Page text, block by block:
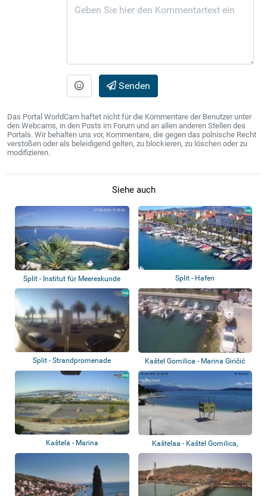
Senden
Das Portal WorldCam haftet nicht für die Kommentare der Benutzer unter
den Webcams, in den Posts im Forum und an allen anderen Stellen des
Portals. Wir behalten uns vor, Kommentare, die gegen das polnische Recht
verstoßen oder als beleidigend gelten, zu blockieren, zu löschen oder zu
modifizieren.
Siehe auch
Split - Institut für Meereskunde
und Fis...
Split - Hafen
Split - Strandpromenade Kaštel Gomilica - Marina Giričić
Kaštela - Marina
Kaštelaa - Kaštel Gomilica,
Strand